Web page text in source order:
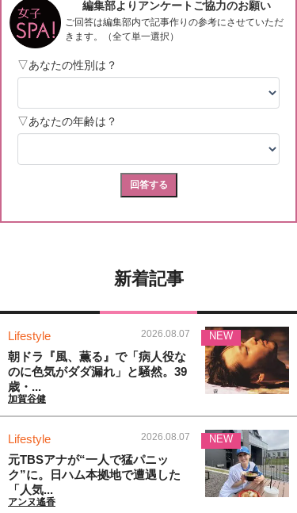
新着記事
Lifestyle 2026.08.07
朝ドラ『風、薫る』で「病人役な
のに色気がダダ漏れ」と騒然。39
歳・...
加賀谷健
NEW
Lifestyle 2026.08.07
元TBSアナが“一人で猛パニッ
ク”に。日ハム本拠地で遭遇した
「人気...
アンヌ遙香
NEW